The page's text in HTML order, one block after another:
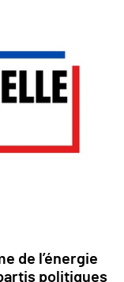
de l’énergie
politiques